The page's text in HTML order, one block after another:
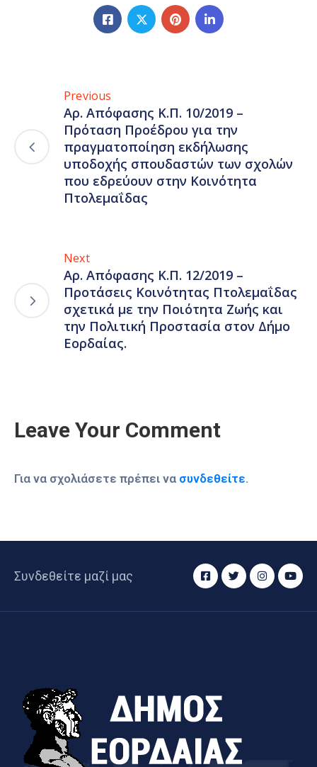
Previous
Αρ. Απόφασης Κ.Π. 10/2019 –
Πρόταση Προέδρου για την
πραγματοποίηση εκδήλωσης
υποδοχής σπουδαστών των σχολών
που εδρεύουν στην Κοινότητα
Πτολεμαΐδας
Next
Αρ. Απόφασης Κ.Π. 12/2019 –
Προτάσεις Κοινότητας Πτολεμαΐδας
σχετικά με την Ποιότητα Ζωής και
την Πολιτική Προστασία στον Δήμο
Εορδαίας.
Leave Your Comment
Για να σχολιάσετε πρέπει να συνδεθείτε.
Συνδεθείτε μαζί μας